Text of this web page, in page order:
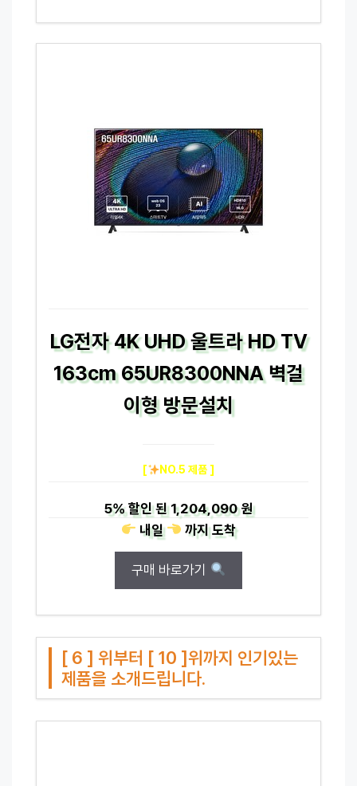
LG전자 4K UHD 울트라 HD TV
163cm 65UR8300NNA 벽걸
이형 방문설치
[ NO.5 제품 ]
5%할인 된1,204,090 원
내일
까지도착
구매 바로가기
[ 6 ] 위부터 [ 10 ]위까지 인기있는
제품을 소개드립니다.